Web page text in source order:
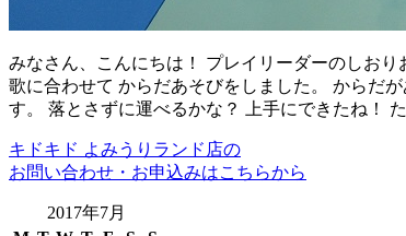
みなさん、こんにちは！ プレイリーダーのしお
歌に合わせて からだあそびをしました。 からだ
す。 落とさずに運べるかな？ 上手にできたね！
キドキド よみうりランド店の
お問い合わせ・お申込みはこちらから
2017年7月